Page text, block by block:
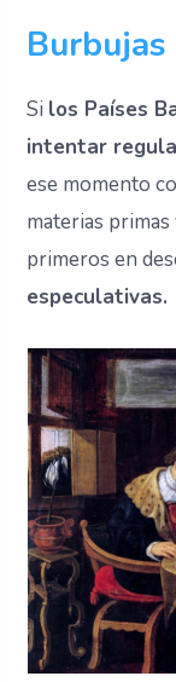
Si los Países
intentar
ese momento
materias
primeros en
especulativas.